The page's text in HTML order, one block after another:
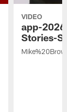
VIDEO
app-
Stories-